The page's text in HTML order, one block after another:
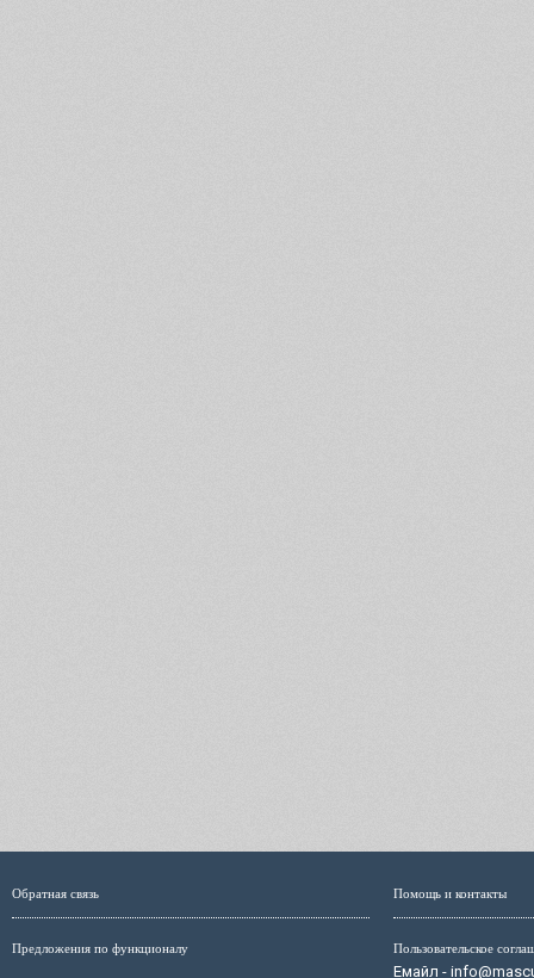
Обратная связь
Предложения по функционалу
Помощь и контакты
Пользовательское
Емайл -